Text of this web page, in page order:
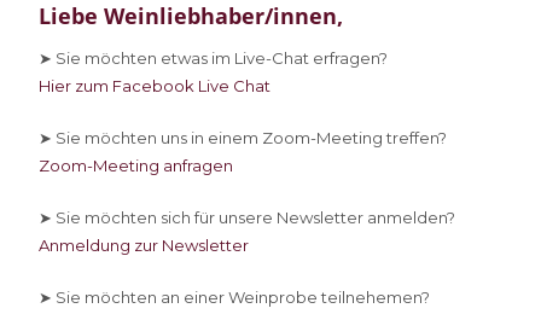
Liebe Weinliebhaber/innen,
➤ Sie möchten etwas im Live-Chat erfragen?
Hier zum Facebook Live Chat
➤ Sie möchten uns in einem Zoom-Meeting treffen?
Zoom-Meeting anfragen
➤ Sie möchten sich für unsere Newsletter anmelden?
Anmeldung zur Newsletter
➤ Sie möchten an einer Weinprobe teilnehemen?